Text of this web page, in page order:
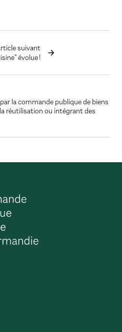
la commande publique de biens
réutilisation ou intégrant des
suivant
évolue !